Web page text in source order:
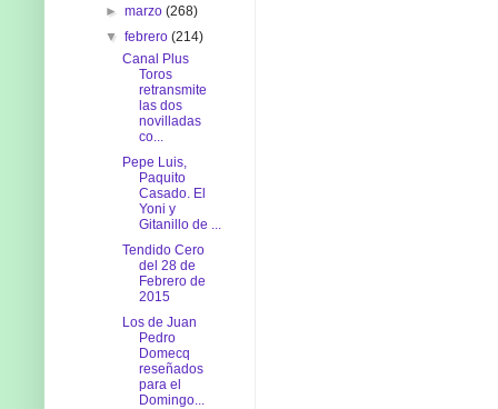
►marzo(268)
▼febrero(214)
Canal Plus
Toros
retransmite
las dos
novilladas
co...
Pepe Luis,
Paquito
Casado. El
Yoni y
Gitanillo de ...
Tendido Cero
del 28 de
Febrero de
2015
Los de Juan
Pedro
Domecq
reseñados
para el
Domingo...